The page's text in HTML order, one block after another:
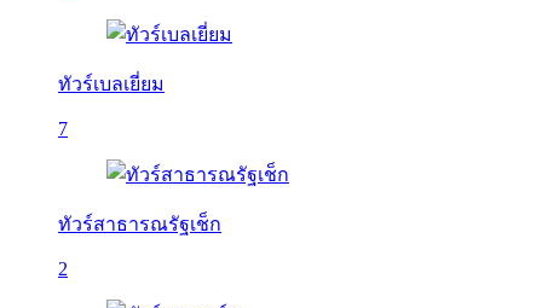
ทัวร์เบลเยี่ยม
7
ทัวร์สาธารณรัฐเช็ก
2